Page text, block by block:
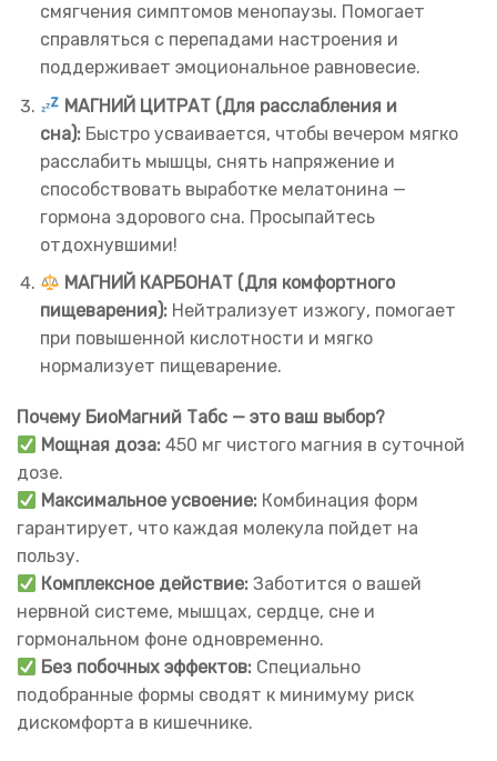
смягчения симптомов менопаузы. Помогает
справляться с перепадами настроения и
поддерживает эмоциональное равновесие.
МАГНИЙ ЦИТРАТ (Для расслабления и
сна):Быстро усваивается, чтобы вечером мягко
расслабить мышцы, снять напряжение и
способствовать выработке мелатонина —
гормона здорового сна. Просыпайтесь
отдохнувшими!
МАГНИЙ КАРБОНАТ (Для комфортного
пищеварения):Нейтрализует изжогу, помогает
при повышенной кислотности и мягко
нормализует пищеварение.
Почему БиоМагний Табс — это ваш выбор?
Мощная доза: 450 мг чистого магния в суточной
дозе.
Максимальное усвоение: Комбинация форм
гарантирует, что каждая молекула пойдет на
пользу.
Комплексное действие: Заботится о вашей
нервной системе, мышцах, сердце, сне и
гормональном фоне одновременно.
Без побочных эффектов: Специально
подобранные формы сводят к минимуму риск
дискомфорта в кишечнике.